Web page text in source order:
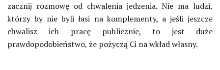
zacznij rozmowę od chwalenia jedzenia. Nie ma ludzi,
którzy by nie byli łasi na komplementy, a jeśli jeszcze
chwalisz ich pracę publicznie, to jest duże
prawdopodobieństwo, że pożyczą Ci na wkład własny.